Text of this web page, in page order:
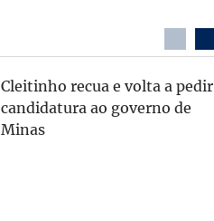
Cleitinho recua e volta a pedir
candidatura ao governo de
Minas